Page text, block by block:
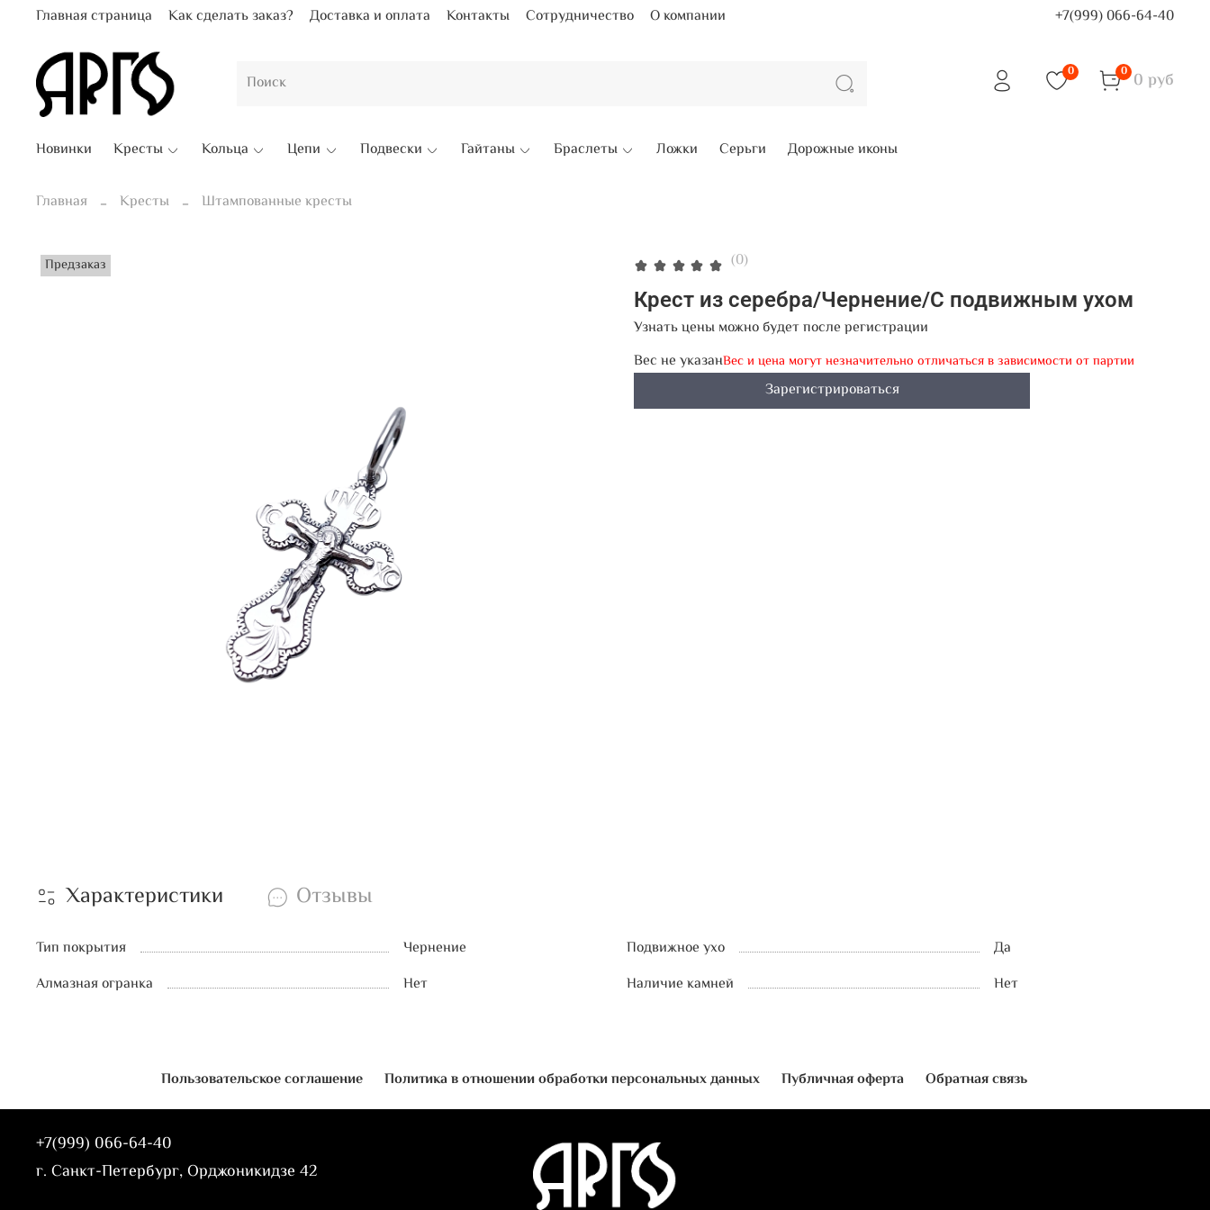
Главная страница Как сделать заказ? Доставка и оплата Контакты Сотрудничество О компании +7(999) 066-64-40
0 0 0 руб
Новинки Кресты Кольца Цепи Подвески Гайтаны Браслеты Ложки Серьги Дорожные иконы
Главная Кресты Штампованные кресты
Предзаказ (0)
Крест из серебра/Чернение/С подвижным ухом
Узнать цены можно будет после регистрации
Вес не указанВес и цена могут незначительно отличаться в зависимости от партии
Зарегистрироваться
Характеристики Отзывы
Тип покрытия Чернение Подвижное ухо
Да
Алмазная огранка
Нет Наличие камней Нет
Пользовательское соглашение Политика в отношении обработки персональных данных Публичная оферта Обратная связь
+7(999) 066-64-40
г. Санкт-Петербург, Орджоникидзе 42